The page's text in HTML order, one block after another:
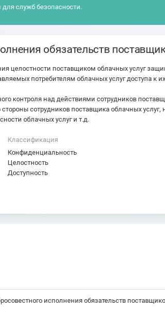
служб безопасности.
обязательств
целостности поставщиком облачных услуг
потребителям облачных услуг
контроля над действиями сотрудников
сотрудников поставщика облачных
облачных услуг и т.д.
Классификация
Конфиденциальность
Целостность
Доступность
исполнения обязательств